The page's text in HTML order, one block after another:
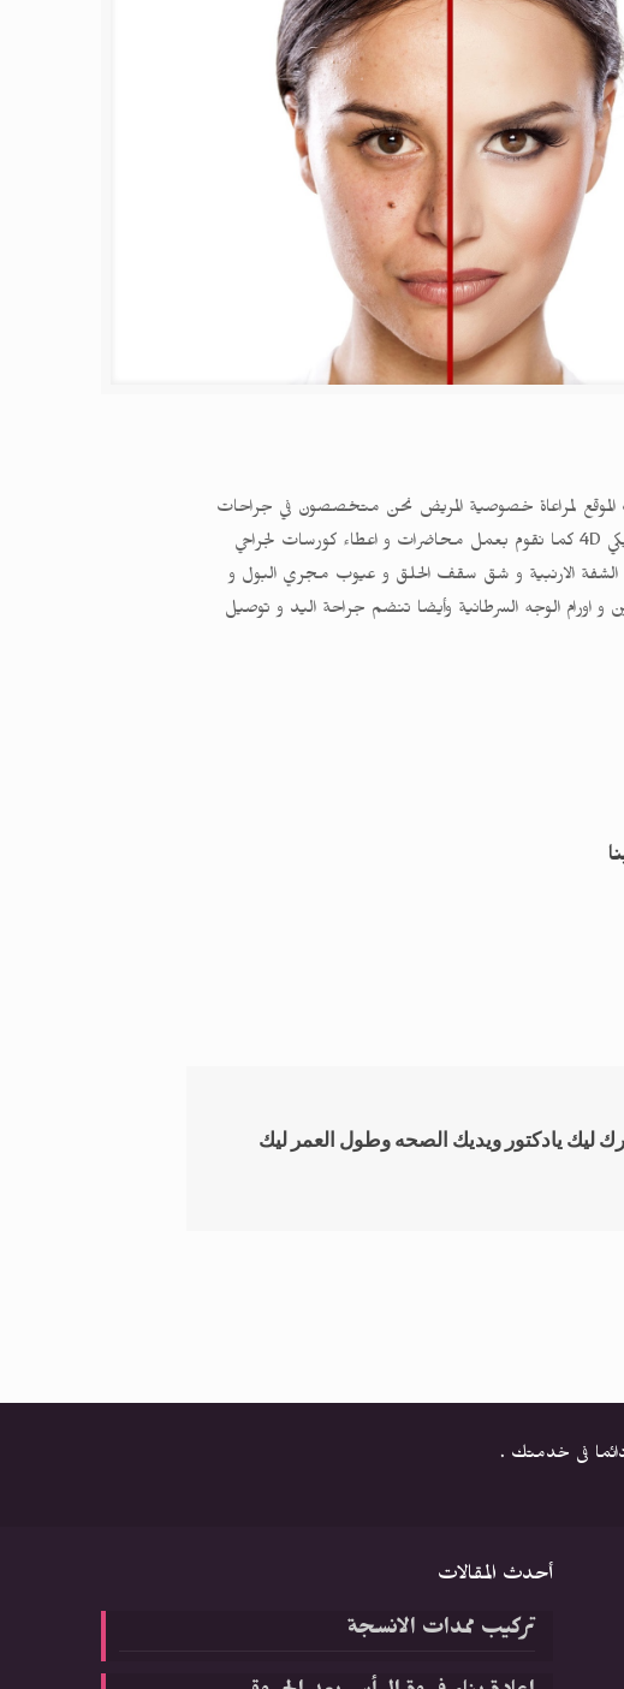
لمراعاة خصوصية المريض نحن متخصصون في جراحات
الجمال و نحت و تنسيق القوام باستخدام اجهزة الفيزر و الليزر و الموجات فوق الصوتية للحصول علي نحت الجسم الديناميكي 4D كما نقوم بعمل محاضرات و اعطاء كورسات لجراحي
الشفة الارنبية و شق سقف الحلق و عيوب مجري البول و
اورام الوجه السرطانية وأيضا تنضم جراحة اليد و توصيل
ليك يادكتور ويديك الصحه وطول العمر ليك
فى خدمتك .
أحدث المقالات
تركيب ممدات الانسجة